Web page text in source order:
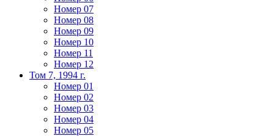
Номер 07
Номер 08
Номер 09
Номер 10
Номер 11
Номер 12
Том 7, 1994 г.
Номер 01
Номер 02
Номер 03
Номер 04
Номер 05